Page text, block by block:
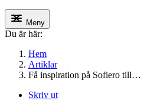
Meny
Du är här:
Hem
Artiklar
Få inspiration på Sofiero till…
Skriv ut